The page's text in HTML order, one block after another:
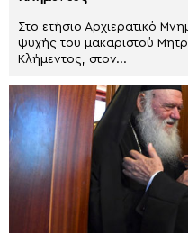
Στο ετήσιο Αρχιερατικό
ψυχής του μακαριστού
Κλήμεντος, στον...